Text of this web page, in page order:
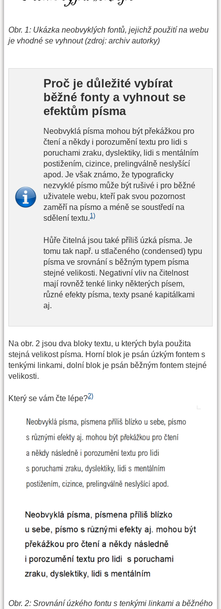
Obr. 1: Ukázka neobvyklých fontů, jejichž použití na webu
je vhodné se vyhnout (zdroj: archiv autorky)
Proč je důležité vybírat
běžné fonty a vyhnout se
efektům písma
Neobvyklá písma mohou být překážkou pro
čtení a někdy i porozumění textu pro lidi s
poruchami zraku, dyslektiky, lidi s mentálním
postižením, cizince, prelingválně neslyšící
apod. Je však známo, že typograficky
nezvyklé písmo může být rušivé i pro běžné
uživatele webu, kteří pak svou pozornost
zaměří na písmo a méně se soustředí na
sdělení textu.1)
Hůře čitelná jsou také příliš úzká písma. Je
tomu tak např. u stlačeného (condensed) typu
písma ve srovnání s běžným typem písma
stejné velikosti. Negativní vliv na čitelnost
mají rovněž tenké linky některých písem,
různé efekty písma, texty psané kapitálkami
aj.
Na obr. 2 jsou dva bloky textu, u kterých byla použita
stejná velikost písma. Horní blok je psán úzkým fontem s
tenkými linkami, dolní blok je psán běžným fontem stejné
velikosti.
Který se vám čte lépe?2)
Obr. 2: Srovnání úzkého fontu s tenkými linkami a běžného